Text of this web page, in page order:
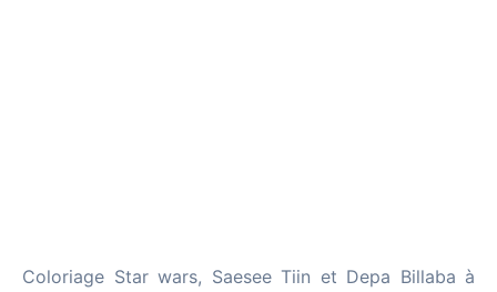
Coloriage Star wars, Saesee Tiin et Depa Billaba à